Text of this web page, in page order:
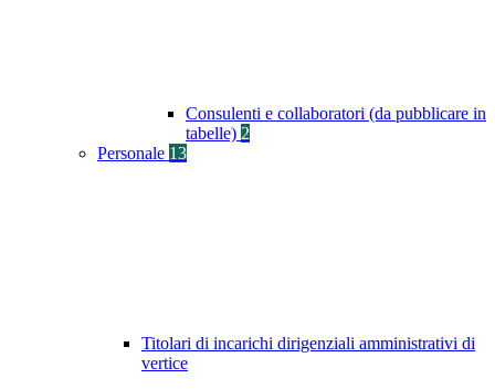
Consulenti e collaboratori (da pubblicare in
tabelle) 2
Personale 13
Titolari di incarichi dirigenziali amministrativi di
vertice